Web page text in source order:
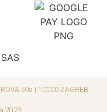
59a | 10000 ZAGREB